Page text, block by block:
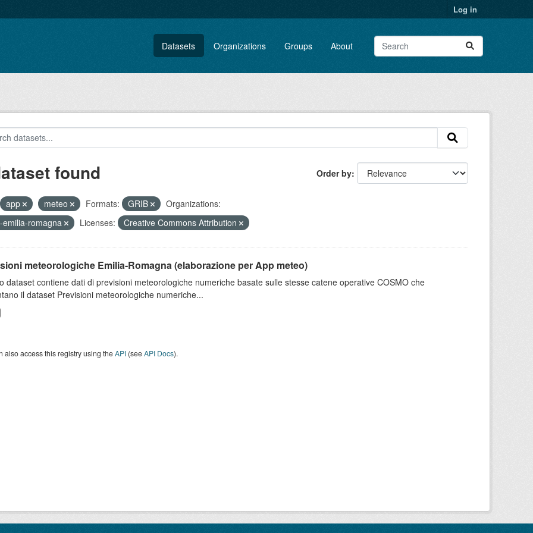
Log in
Datasets Organizations Groups About
Order by
found
app meteo Formats: GRIB
Organizations:
emilia-romagna
Licenses: Creative Commons Attribution
meteorologiche Emilia-Romagna (elaborazione per App meteo)
dataset contiene dati di previsioni meteorologiche numeriche basate sulle stesse catene operative COSMO che
il dataset Previsioni meteorologiche numeriche...
also access this registry using theAPI(seeAPI Docs).